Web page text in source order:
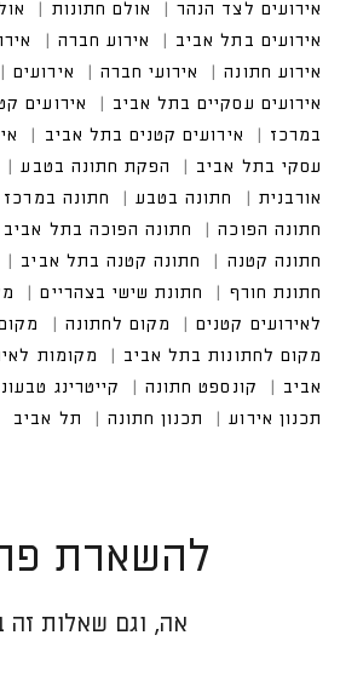
רועים לצד הנהר
אולם חתונות
ים בתל אביב
אירוע חברה
אירוע
אירוע חתונה
אירועי חברה
אירועים עסקיים בתל אביב
אירועים קטנים בתל אביב
להשארת
אה, וגם שאלות זה